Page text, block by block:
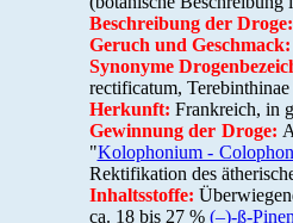
Beschreibung der Droge:
Geruch und Geschmack:
Synonyme
rectificatum,
Herkunft: Frankreich, in
Gewinnung der Droge:
"Kolophonium -
Rektifikation des
Inhaltsstoffe:
ca. 18 bis 27 % (–)-ß-Pinen